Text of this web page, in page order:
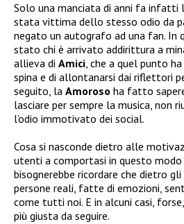
Solo una manciata di anni fa infatti
stata vittima dello stesso odio da
negato un autografo ad una fan. In
stato chi è arrivato addirittura a
allieva di Amici, che a quel punto
spina e di allontanarsi dai riflettori
seguito, la Amoroso ha fatto
lasciare per sempre la musica, non
l’odio immotivato dei social.
Cosa si nasconde dietro alle
utenti a comportasi in questo modo
bisognerebbe ricordare che dietro
persone reali, fatte di emozioni,
come tutti noi. E in alcuni casi,
più giusta da seguire.